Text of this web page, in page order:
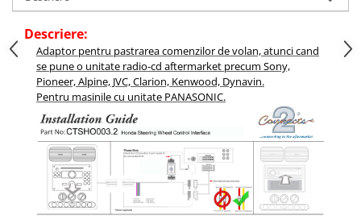
Descriere:
Adaptor pentru pastrarea comenzilor de volan, atunci cand
se pune o unitate radio-cd aftermarket precum Sony,
Pioneer, Alpine, JVC, Clarion, Kenwood, Dynavin.
Pentru masinile cu unitate PANASONIC.